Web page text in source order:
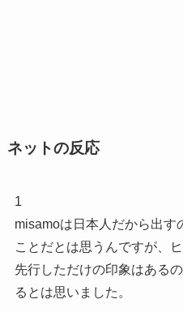
ネットの反応
1
misamoは日本人だから出す
ことだとは思うんですが、
先行しただけの印象はある
るとは思いました。